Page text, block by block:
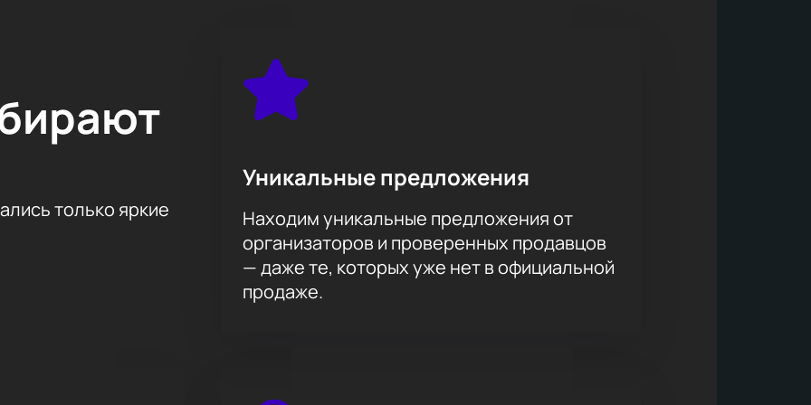
Актуальную стоимость и расположение можно посмотреть на сайте. Не упустите
события!
о мероприятии и
приобрести билеты. Почувствуйте атмосферу живого исполнения
творчества SHAMAN!
только яркие
Уникальные предложения
Находим уникальные предложения от
организаторов и проверенных продавцов
— даже те, которых уже нет в официальной
продаже.